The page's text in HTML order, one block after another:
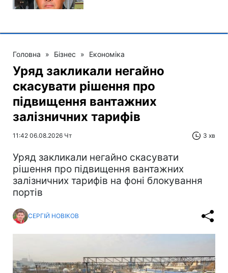
Головна » Бізнес » Економіка
Уряд закликали негайно
скасувати рішення про
підвищення вантажних
залізничних тарифів
11:42 06.08.2026 Чт 3 хв
Уряд закликали негайно скасувати
рішення про підвищення вантажних
залізничних тарифів на фоні блокування
портів
СЕРГІЙ НОВІКОВ